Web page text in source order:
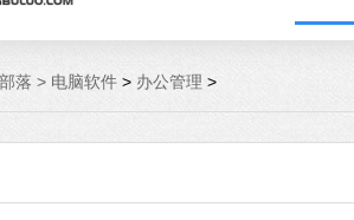
落 > 电脑软件 > 办公管理 >